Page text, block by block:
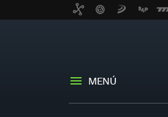
MENÚ